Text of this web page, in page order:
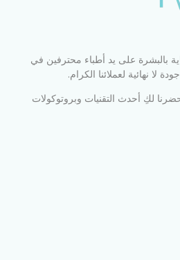
بالبشرة على يد أطباء محترفين في
لا نهائية لعملائنا الكرام.
لكِ أحدث التقنيات وبروتوكولات